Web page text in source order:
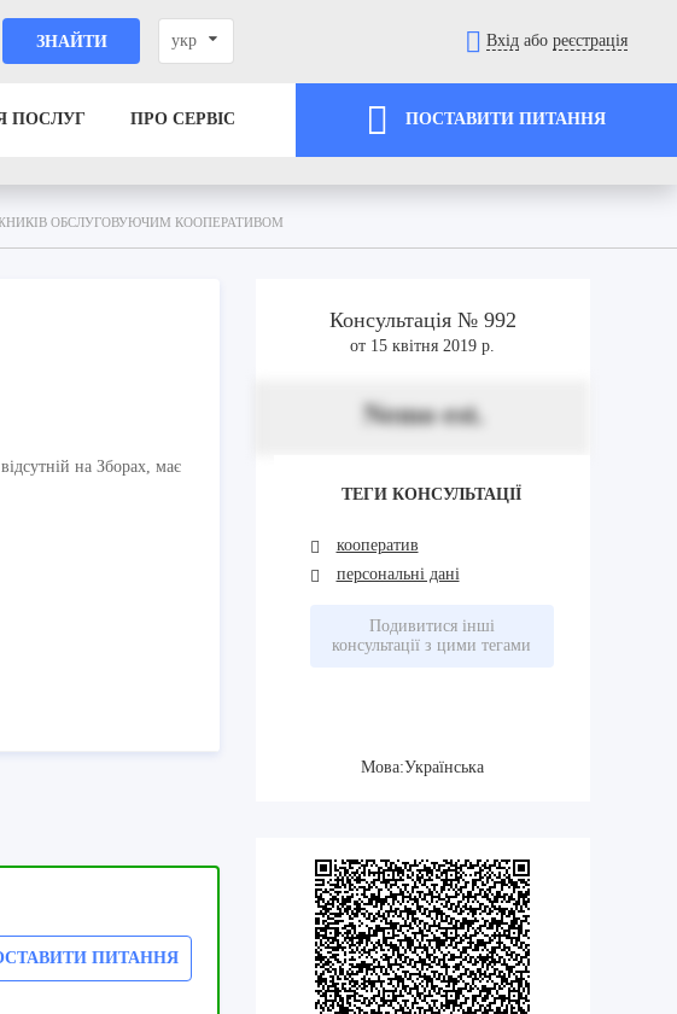
ЗНАЙТИ укр Вхід або реєстрація
ПОСЛУГ ПРО СЕРВІС ПОСТАВИТИ ПИТАННЯ
ОБСЛУГОВУЮЧИМ КООПЕРАТИВОМ
на Зборах, має
ПИТАННЯ
Консультація № 992
от 15 квітня 2019 р.
Nemo est.
ТЕГИ КОНСУЛЬТАЦІЇ
кооператив
персональні дані
Подивитися інші
консультації з цими тегами
Мова:Українська